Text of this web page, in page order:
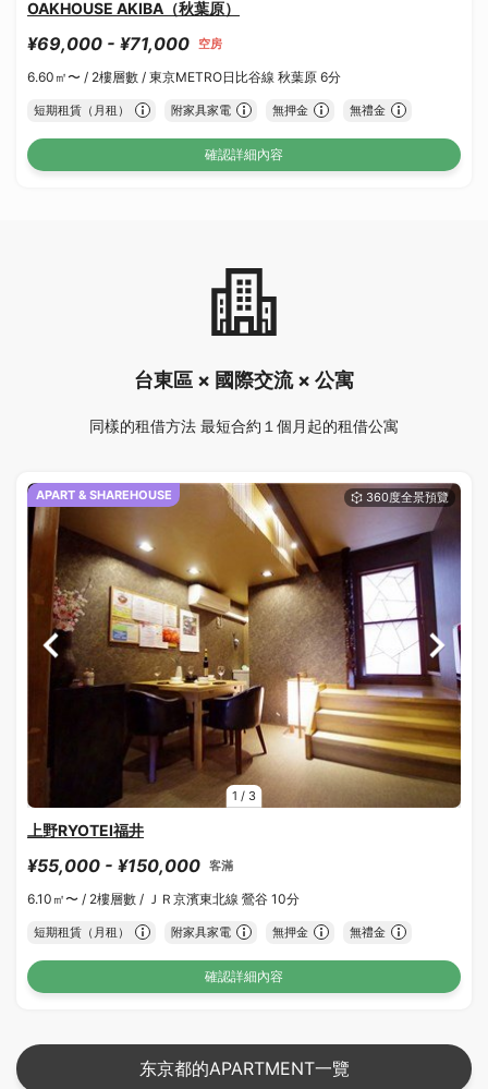
OAKHOUSE AKIBA（秋葉原）
¥69,000 - ¥71,000 空房
6.60㎡〜 / 2樓層數 / 東京METRO日比谷線 秋葉原 6分
短期租賃（月租） 附家具家電 無押金 無禮金
確認詳細內容
台東區 × 國際交流 × 公寓
同樣的租借方法 最短合約１個月起的租借公寓
1 / 3
APART & SHAREHOUSE
上野RYOTEI福井
¥55,000 - ¥150,000 客滿
6.10㎡〜 / 2樓層數 / ＪＲ京濱東北線 鶯谷 10分
短期租賃（月租） 附家具家電 無押金 無禮金
確認詳細內容
东京都的APARTMENT一覽